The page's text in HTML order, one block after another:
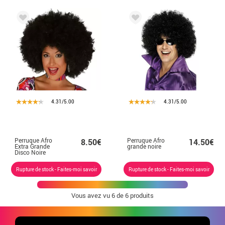
4.31/5.00
Perruque Afro
Extra Grande
Disco Noire
8.50€
Rupture de stock - Faites-moi savoir
4.31/5.00
Perruque Afro
grande noire 14.50€
Rupture de stock - Faites-moi savoir
Vous avez vu6de 6 produits